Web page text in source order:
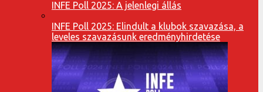
INFE Poll 2025: A jelenlegi állás
INFE Poll 2025: Elindult a klubok szavazása, a
leveles szavazásunk eredményhirdetése